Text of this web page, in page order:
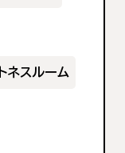
ネスルーム